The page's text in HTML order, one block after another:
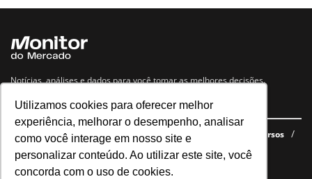
Utilizamos cookies para oferecer melhor
experiência, melhorar o desempenho, analisar
como você interage em nosso site e
personalizar conteúdo. Ao utilizar este site, você
concorda com o uso de cookies.
Notícias, análises e dados para você tomar as melhores decisões.
Navegue no site
Últimas notícias Quem somos E-books gratuitos
Cursos
Política de privacidade